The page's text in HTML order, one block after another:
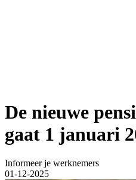
De nieuwe
gaat 1 januari
Informeer je werknemers
01-12-2025